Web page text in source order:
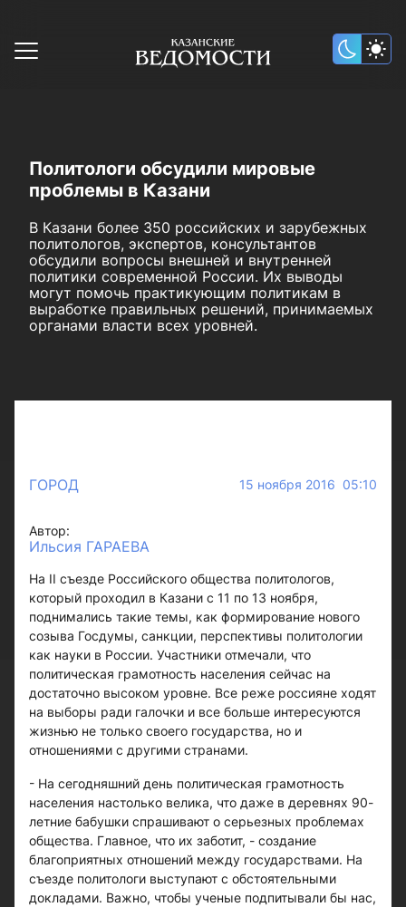
Политологи обсудили мировые
проблемы в Казани
В Казани более 350 российских и зарубежных
политологов, экспертов, консультантов
обсудили вопросы внешней и внутренней
политики современной России. Их выводы
могут помочь практикующим политикам в
выработке правильных решений, принимаемых
органами власти всех уровней.
ГОРОД 15 ноября 2016 05:10
Автор:
Ильсия ГАРАЕВА
На II съезде Российского общества политологов,
который проходил в Казани с 11 по 13 ноября,
поднимались такие темы, как формирование нового
созыва Госдумы, санкции, перспективы политологии
как науки в России. Участники отмечали, что
политическая грамотность населения сейчас на
достаточно высоком уровне. Все реже россияне ходят
на выборы ради галочки и все больше интересуются
жизнью не только своего государства, но и
отношениями с другими странами.
- На сегодняшний день политическая грамотность
населения настолько велика, что даже в деревнях 90-
летние бабушки спрашивают о серьезных проблемах
общества. Главное, что их заботит, - создание
благоприятных отношений между государствами. На
съезде политологи выступают с обстоятельными
докладами. Важно, чтобы ученые подпитывали бы нас,